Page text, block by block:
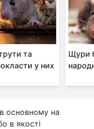
та
у них
Щури
основному на
в якості